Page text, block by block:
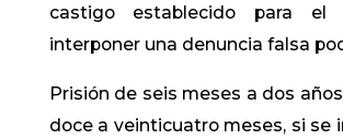
castigo establecido para el
interponer una denuncia falsa
Prisión de seis meses a dos
doce a veinticuatro meses, si se